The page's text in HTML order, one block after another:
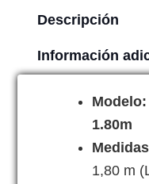
Descripción
Información
1.80m
1,80 m